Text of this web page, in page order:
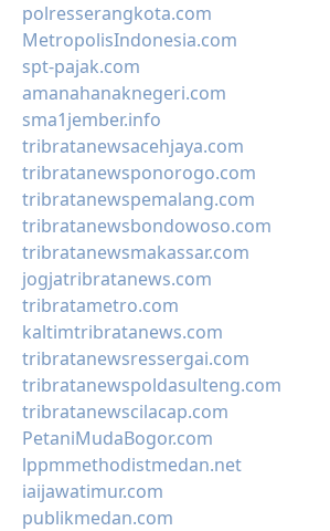
polresserangkota.com
MetropolisIndonesia.com
spt-pajak.com
amanahanaknegeri.com
sma1jember.info
tribratanewsacehjaya.com
tribratanewsponorogo.com
tribratanewspemalang.com
tribratanewsbondowoso.com
tribratanewsmakassar.com
jogjatribratanews.com
tribratametro.com
kaltimtribratanews.com
tribratanewsressergai.com
tribratanewspoldasulteng.com
tribratanewscilacap.com
PetaniMudaBogor.com
lppmmethodistmedan.net
iaijawatimur.com
publikmedan.com